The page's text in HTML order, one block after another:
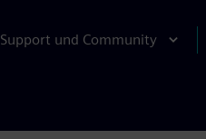
Support und Community